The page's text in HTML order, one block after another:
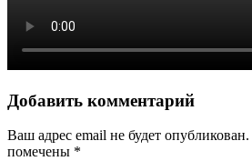
Добавить комментарий
Ваш адрес email не будет опубликован.
помечены *